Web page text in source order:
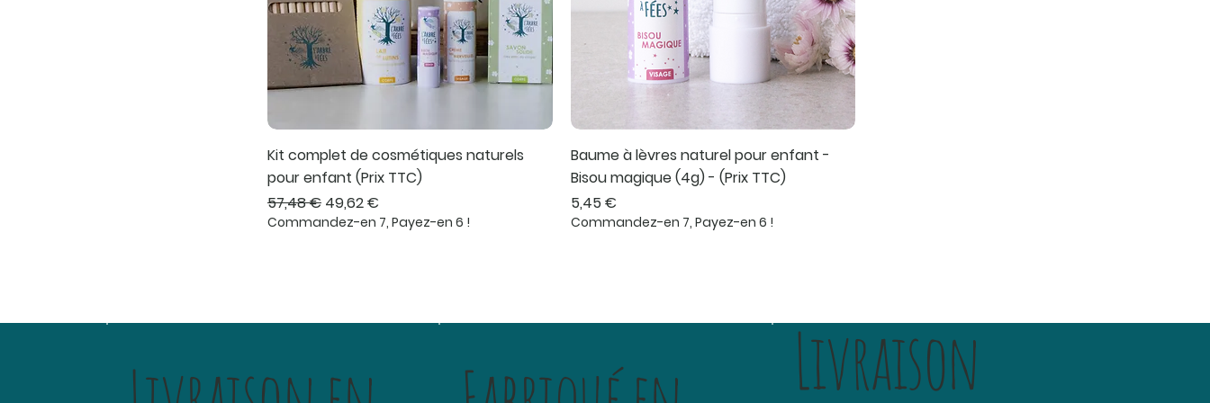
Kit complet de cosmétiques naturels
pour enfant (Prix TTC)
Prix original
57,48 € Prix promotionnel
49,62 €
Commandez-en 7, Payez-en 6 !
Baume à lèvres naturel pour enfant -
Bisou magique (4g) - (Prix TTC)
Prix
5,45 €
Commandez-en 7, Payez-en 6 !
Livraison